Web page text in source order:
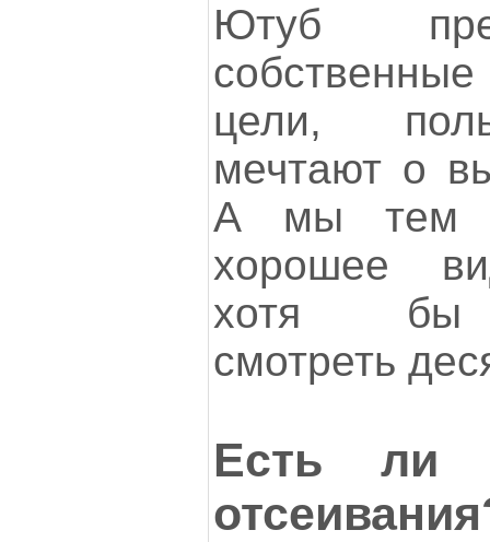
Ютуб
цели,
мечтают о
А мы тем
хорошее
хотя бы
смотреть
Есть ли